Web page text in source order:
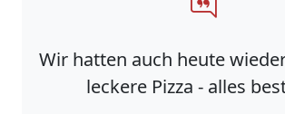
Wir hatten auch heute
leckere Pizza - alles